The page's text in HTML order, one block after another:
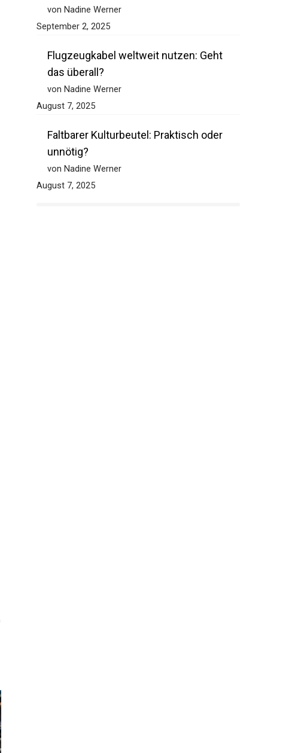
von Nadine Werner
September 2, 2025
Flugzeugkabel weltweit nutzen: Geht
das überall?
von Nadine Werner
August 7, 2025
Faltbarer Kulturbeutel: Praktisch oder
unnötig?
von Nadine Werner
August 7, 2025